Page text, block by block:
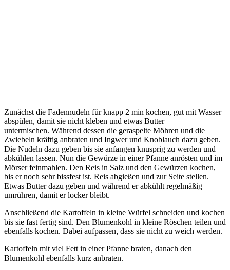
Zunächst die Fadennudeln für knapp 2 min kochen, gut mit Wasser
abspülen, damit sie nicht kleben und etwas Butter
untermischen. Während dessen die geraspelte Möhren und die
Zwiebeln kräftig anbraten und Ingwer und Knoblauch dazu geben.
Die Nudeln dazu geben bis sie anfangen knusprig zu werden und
abkühlen lassen. Nun die Gewürze in einer Pfanne anrösten und im
Mörser feinmahlen. Den Reis in Salz und den Gewürzen kochen,
bis er noch sehr bissfest ist. Reis abgießen und zur Seite stellen.
Etwas Butter dazu geben und während er abkühlt regelmäßig
umrühren, damit er locker bleibt.
Anschließend die Kartoffeln in kleine Würfel schneiden und kochen
bis sie fast fertig sind. Den Blumenkohl in kleine Röschen teilen und
ebenfalls kochen. Dabei aufpassen, dass sie nicht zu weich werden.
Kartoffeln mit viel Fett in einer Pfanne braten, danach den
Blumenkohl ebenfalls kurz anbraten.